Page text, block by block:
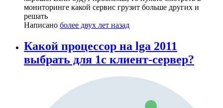
мониторинге какой сервис грузит больше других и
решать
Написано более двух лет назад
Какой процессор на lga 2011
выбрать для 1с клиент-сервер?